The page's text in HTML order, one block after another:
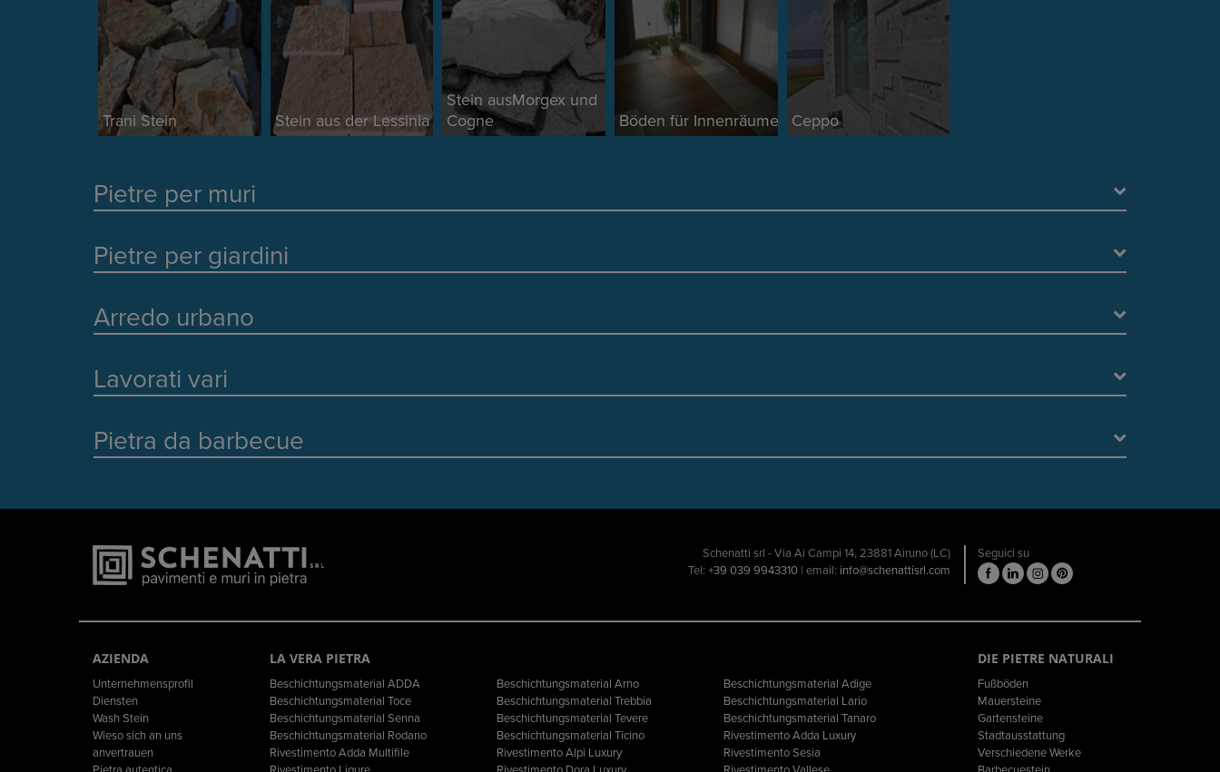
Trani Stein Stein aus der Lessinia
Stein ausMorgex und
Cogne
Böden für Innenräume Ceppo
Pietre per muri
Pietre per giardini
Arredo urbano
Lavorati vari
Pietra da barbecue
Schenatti srl - Via Ai Campi 14, 23881 Airuno (LC)
Tel: +39 039 9943310 | email: info@schenattisrl.com
Seguici su
AZIENDA
Unternehmensprofil
Diensten
Wash Stein
Wieso sich an uns
anvertrauen
LA VERA PIETRA
Beschichtungsmaterial ADDA Beschichtungsmaterial Arno
Beschichtungsmaterial Adige
Beschichtungsmaterial Toce
Beschichtungsmaterial Trebbia
Beschichtungsmaterial Lario
Beschichtungsmaterial Senna
Beschichtungsmaterial Tevere
Beschichtungsmaterial Tanaro
Beschichtungsmaterial Rodano
Beschichtungsmaterial Ticino
Rivestimento Adda Luxury
Rivestimento Adda Multifile
Rivestimento Alpi Luxury
Rivestimento Sesia
DIE PIETRE NATURALI
Fußböden
Mauersteine
Gartensteine
Stadtausstattung
Verschiedene Werke